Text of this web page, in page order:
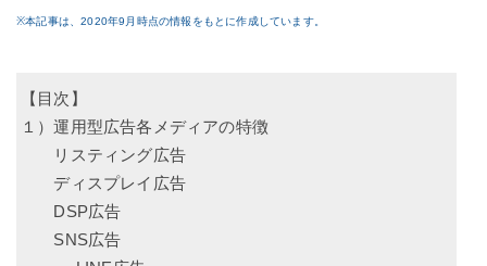
※本記事は、2020年9月時点の情報をもとに作成しています。
【目次】
１）運用型広告各メディアの特徴
リスティング広告
ディスプレイ広告
DSP広告
SNS広告